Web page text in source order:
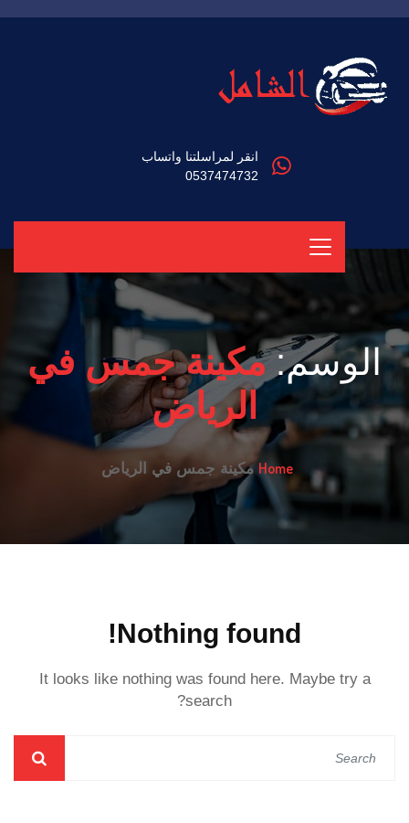
انقر لمراسلتنا واتساب
0537474732
الوسم:مكينة جمس في
الرياض
Homeمكينة جمس في الرياض
Nothing found!
It looks like nothing was found here. Maybe try a
search?